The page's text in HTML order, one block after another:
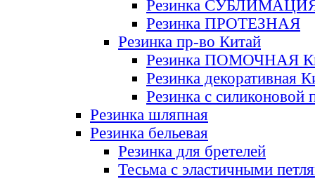
Резинка
Резинка ПРОТЕЗНАЯ
Резинка пр-во Китай
Резинка ПОМОЧНАЯ
Резинка декоративная
Резинка с силиконовой
Резинка шляпная
Резинка бельевая
Резинка для бретелей
Тесьма с эластичными